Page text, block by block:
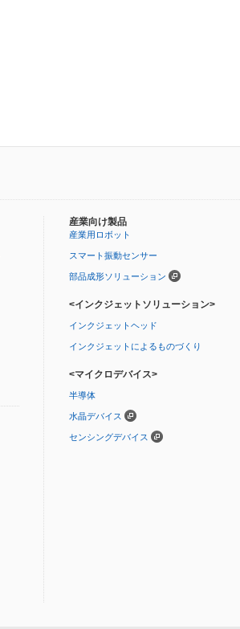
産業向け製品
産業用ロボット
スマート振動センサー
部品成形ソリューション
<インクジェットソリューション>
インクジェットヘッド
インクジェットによるものづくり
<マイクロデバイス>
半導体
水晶デバイス
センシングデバイス